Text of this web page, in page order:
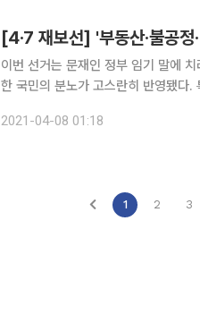
[4·7 재보선] '부동산·불공
이번 선거는 문재인 정부 임기 말에
한 국민의 분노가 고스란히 반영됐다
투표장에 나왔다. 실제 2~3일 진행된
2021-04-08 01:18
1 2 3